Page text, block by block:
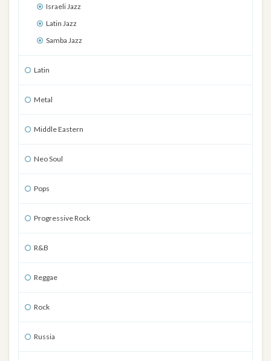
Israeli Jazz
Latin Jazz
Samba Jazz
Latin
Metal
Middle Eastern
Neo Soul
Pops
Progressive Rock
R&B
Reggae
Rock
Russia